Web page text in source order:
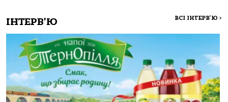
ІНТЕРВ'Ю ВСІ ІНТЕРВ'Ю >